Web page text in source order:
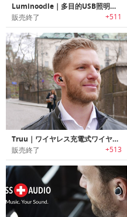
Luminoodle｜多目的USB照明ソリューション「ルミヌードル」
販売終了 +511
Truu｜ワイヤレス充電式ワイヤレスイヤホン「トゥルウ」
販売終了 +513